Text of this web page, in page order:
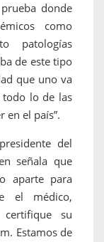
donde
como
patologías
de este tipo
que uno va
todo lo de las
en el país”.
del
señala que
aparte para
el médico,
su
Estamos de